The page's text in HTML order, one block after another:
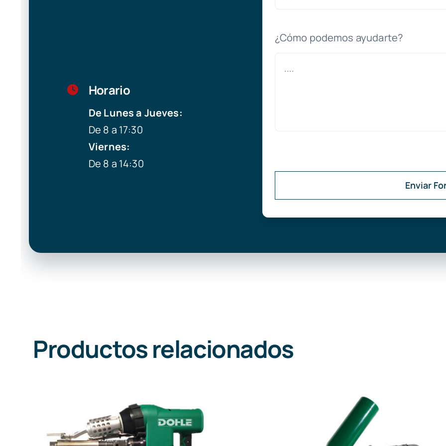
Horario
De Lunes a Jueves:
De 8 a 17:30
Viernes:
De 8 a 14:30
¿Cómo podemos ayudarte?
Enviar
Productos relacionados